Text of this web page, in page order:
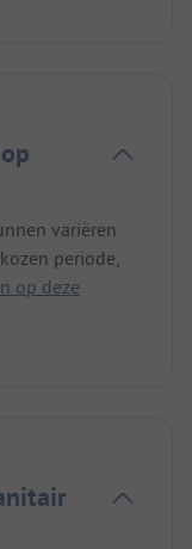
variëren
periode,
op deze